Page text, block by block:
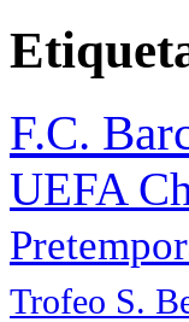
F.C.
UEFA
Trofeo S.